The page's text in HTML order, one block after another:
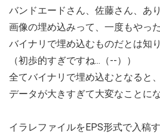
バンドエードさん、佐藤さん、あ
画像の埋め込みって、一度もやっ
バイナリで埋め込むものだとは知
（初歩的すぎですね...（--））
全てバイナリで埋め込むとなると
データが大きすぎて大変なことに
イラレファイルをEPS形式で入稿